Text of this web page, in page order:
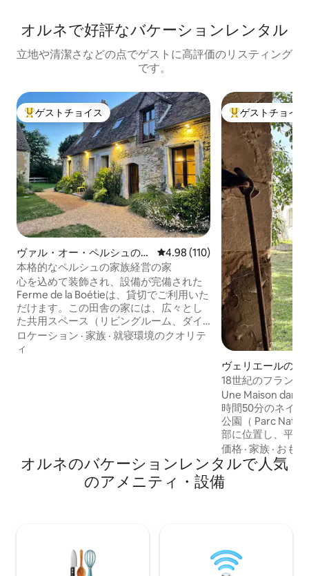
オルネで好評なバケーションレンタル
立地や清潔さなどの点でゲストに高評価のリスティング
です。
大好評のゲストチョイスです。
ゲストチョイス
ヴァル・オー・ペルシュのコ
テージ
レビュー110件、5つ星中4.98つ
4.98 (110)
本格的なペルシュの家族経営の家
心を込めて装飾され、設備が完備された
Ferme de la Boétieは、貸切でご利用いた
だけます。この田舎の家には、広々とし
た共用スペース（リビングルーム、ダイ
ニングルーム、テレビルーム）、寝室4
室、バスルーム3室があります。屋外で
いたします）。
ロケーション · 家族 · 就寝環境のクオリテ
ィ
大好評のゲスト
ゲストチョイス
ヴェリエールのコ
18世紀のフランス
ルマンディー
Une Maison dans
時間50分のネイ
公園（ Parc
部に位置し、平和
改装のおかげで、
魅力を兼ね備えた
です。 近隣住民ではなく、自然だけで、
ノルマンディーで
え、7人目の旅行
す。
価格 ·家族 · おも
オルネのバケーションレンタルで人気
のアメニティ・設備